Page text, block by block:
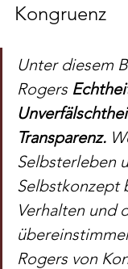
Kongruenz
Unter diesem
Rogers
Transparenz.
Selbsterleben
Selbstkonzept
Verhalten und
Rogers von